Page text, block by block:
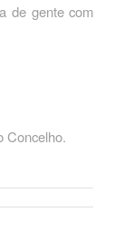
de gente com
Concelho.